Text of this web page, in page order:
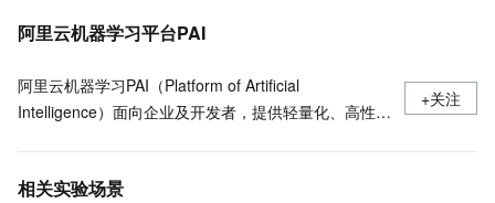
阿里云机器学习平台PAI
阿里云机器学习PAI（Platform of Artificial
Intelligence）面向企业及开发者，提供轻量化、高性价
DSW云原生交互式建模平台、PAI-DLC云原生AI基础平
+关注
相关实验场景